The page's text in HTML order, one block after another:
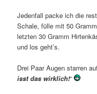
Jedenfall packe ich die
Schale, fülle mit 50
letzten 30 Gramm
und los geht’s.
Drei Paar Augen starren
isst das wirklich!“